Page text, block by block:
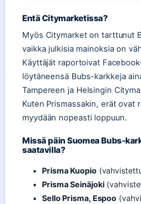
Entä Citymarketissa?
Myös Citymarket on tarttunut
vaikka julkisia mainoksia on
Käyttäjät raportoivat
löytäneensä Bubs-karkkeja
Tampereen ja Helsingin
Kuten Prismassakin, erät ovat
myydään nopeasti loppuun.
Missä päin Suomea Bubs-
saatavilla?
Prisma Kuopio
Prisma Seinäjoki
Sello Prisma, Espoo